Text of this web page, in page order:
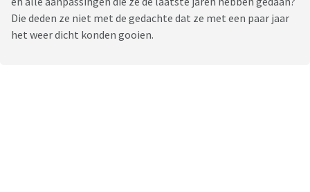
Die deden ze niet met de gedachte dat ze met een paar jaar
het weer dicht konden gooien.